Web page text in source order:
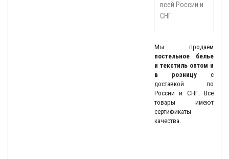
всей России и
СНГ.
Мы продаем
постельное белье
и текстиль оптом и
в розницу с
доставкой по
России и СНГ. Все
товары имеют
сертификаты
качества.